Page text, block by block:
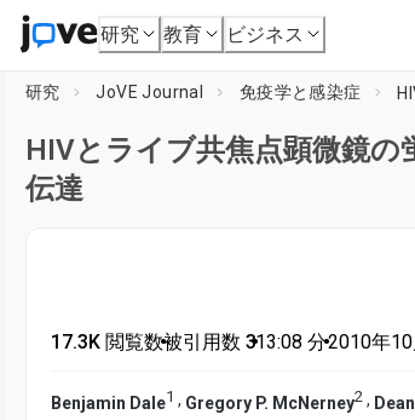
研究 教育 ビジネス
研究 JoVE Journal 免疫学と感染症
HIVとライブ共焦点顕微鏡の
伝達
17.3K 閲覧数•被引用数 3•13:08 分•2010年
Benjamin Dale1 , Gregory P. McNerney2 ,